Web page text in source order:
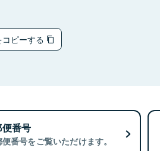
ピーする
番号
番号をご覧いただけます。